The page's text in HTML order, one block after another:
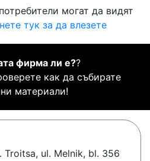
могат да видят
тук за да влезете
фирма ли е??
как да събирате
материали!
Troitsa, ul. Melnik, bl. 356